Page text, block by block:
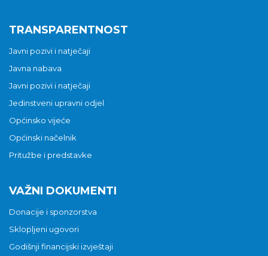
TRANSPARENTNOST
Javni pozivi i natječaji
Javna nabava
Javni pozivi i natječaji
Jedinstveni upravni odjel
Općinsko vijeće
Općinski načelnik
Pritužbe i predstavke
VAŽNI DOKUMENTI
Donacije i sponzorstva
Sklopljeni ugovori
Godišnji financijski izvještaji